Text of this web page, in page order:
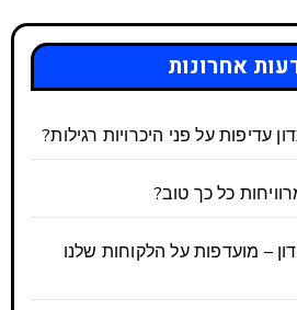
אחרונות
עדיפות על פני היכרויות רגילות?
כל כך טוב?
– מועדפות על הלקוחות שלנו